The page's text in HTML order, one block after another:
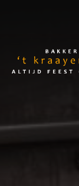
Kraayennest